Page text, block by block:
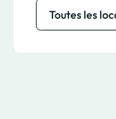
Toutes les